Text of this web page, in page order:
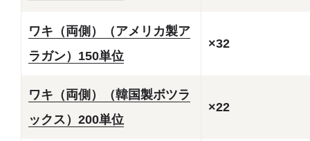
ワキ（両側）（アメリカ製ア
ラガン）150単位
×32
ワキ（両側）（韓国製ボツラ
ックス）200単位
×22